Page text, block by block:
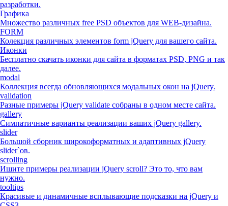
разработки.
Графика
Множество различных free PSD объектов для WEB-дизайна.
FORM
Колекция различных элементов form jQuery для вашего сайта.
Иконки
Бесплатно скачать иконки для сайта в форматах PSD, PNG и так
далее.
modal
Коллекция всегда обновляющихся модальных окон на jQuery.
validation
Разные примеры jQuery validate собраны в одном месте сайта.
gallery
Симпатичные варианты реализации ваших jQuery gallery.
slider
Большой сборник широкоформатных и адаптивных jQuery
slider`ов.
scrolling
Ишите примеры реализации jQuery scroll? Это то, что вам
нужно.
tooltips
Красивые и динамичные всплывающие подсказки на jQuery и